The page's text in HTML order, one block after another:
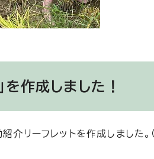
を作成しました！
介リーフレットを作成しました。